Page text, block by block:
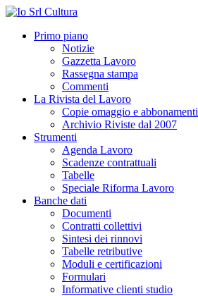
Primo piano
Notizie
Gazzetta Lavoro
Rassegna stampa
Commenti
La Rivista del Lavoro
Copie omaggio e abbonamenti
Archivio Riviste dal 2007
Strumenti
Agenda Lavoro
Scadenze contrattuali
Tabelle
Speciale Riforma Lavoro
Banche dati
Documenti
Contratti collettivi
Sintesi dei rinnovi
Tabelle retributive
Moduli e certificazioni
Formulari
Informative clienti studio